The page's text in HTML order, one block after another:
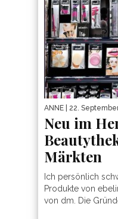
ANNE | 22.
Neu im
Märkten
Ich persönlich
Produkte von
von dm. Die